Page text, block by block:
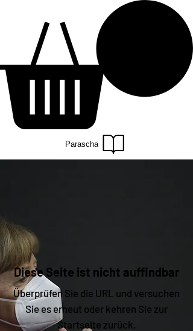
Parascha
Diese Seite ist nicht auffindbar
Überprüfen Sie die URL und versuchen
Sie es erneut oder kehren Sie zur
Startseite zurück.